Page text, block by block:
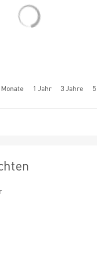
Monate 1 Jahr 3 Jahre